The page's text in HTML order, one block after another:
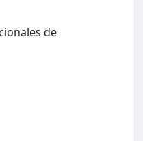
de